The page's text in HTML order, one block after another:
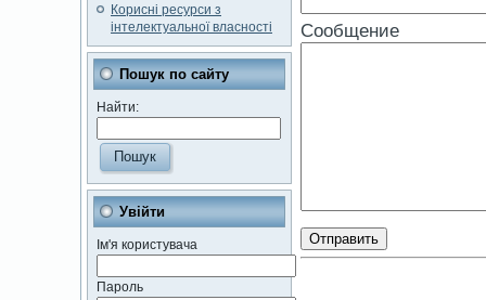
Корисні ресурси з
інтелектуальної власності
Пошук по сайту
Найти:
Увійти
Ім'я користувача
Пароль
Сообщение